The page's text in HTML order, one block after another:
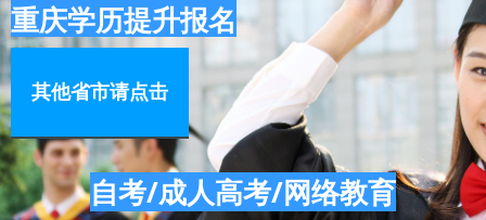
自考/成人高考/网络教育
重庆学历提升报名
其他省市请点击